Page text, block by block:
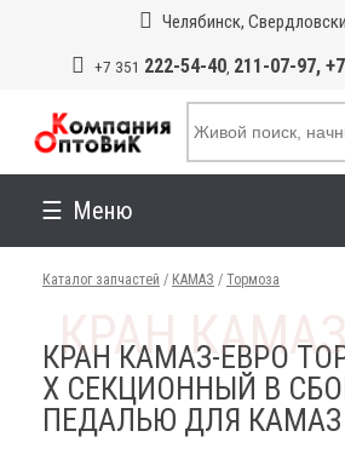
Челябинск,
+7 351 222-54-40, 211-07-97,
Меню
Каталог запчастей / КАМАЗ / Тормоза
КРАН КАМАЗ-ЕВРО
Х СЕКЦИОННЫЙ В
ПЕДАЛЬЮ ДЛЯ КАМАЗ